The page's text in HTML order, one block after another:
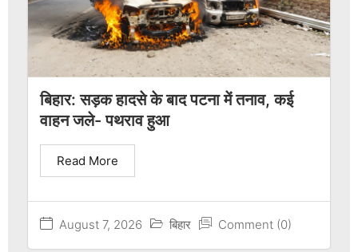
बिहार: सड़क हादसे के बाद पटना में तनाव, कई
वाहन जले- पथराव हुआ
August 7, 2026 बिहार Comment (0)
Read More